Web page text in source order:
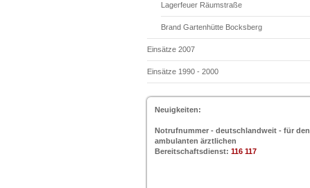
Lagerfeuer Räumstraße
Brand Gartenhütte Bocksberg
Einsätze 2007
Einsätze 1990 - 2000
Neuigkeiten:
Notrufnummer - deutschlandweit - für den
ambulanten ärztlichen
Bereitschaftsdienst: 116 117